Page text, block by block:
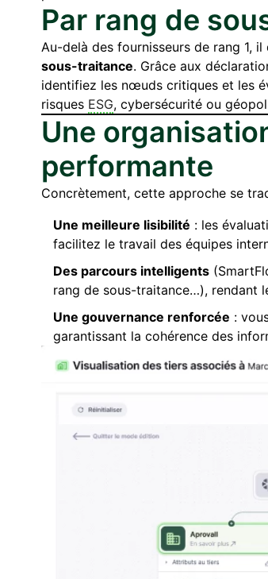
Par rang de
Au-delà des fournisseurs de rang 1,
sous-traitance. Grâce aux
identifiez les nœuds critiques et les
risques ESG, cybersécurité ou
Une
performante
Concrètement, cette approche se
Une meilleure lisibilité : les
facilitez le travail des équipes
Des parcours intelligents
rang de sous-traitance…), rendant
Une gouvernance renforcée :
garantissant la cohérence des